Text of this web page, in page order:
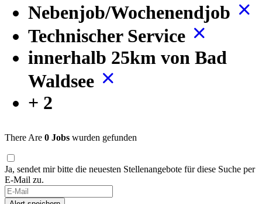
Nebenjob/Wochenendjob
Technischer Service
innerhalb 25km von Bad
Waldsee
+ 2
There Are 0 Jobs wurden gefunden
Ja, sendet mir bitte die neuesten Stellenangebote für diese Suche per
E-Mail zu.
If
you